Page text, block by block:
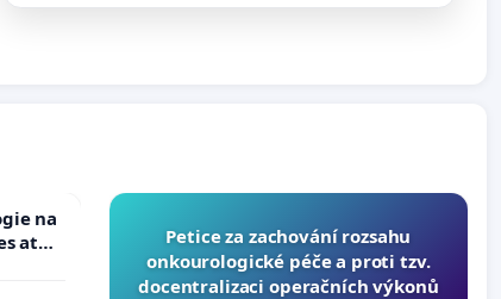
na
at
Petice za zachování rozsahu
onkourologické péče a proti tzv.
docentralizaci operačních výkonů